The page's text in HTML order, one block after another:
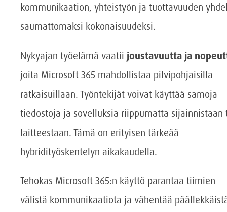
kommunikaation, yhteistyön ja tuottavuuden
saumattomaksi kokonaisuudeksi.
Nykyajan työelämä vaatii joustavuutta ja
joita Microsoft 365 mahdollistaa pilvipohjaisilla
ratkaisuillaan. Työntekijät voivat käyttää samoja
tiedostoja ja sovelluksia riippumatta sijainnistaan
laitteestaan. Tämä on erityisen tärkeää
hybridityöskentelyn aikakaudella.
Tehokas Microsoft 365:n käyttö parantaa tiimien
välistä kommunikaatiota ja vähentää